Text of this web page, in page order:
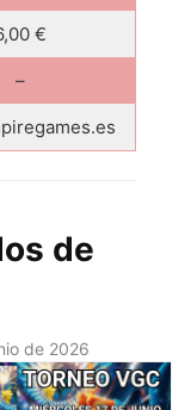
€
–
de
de 2026